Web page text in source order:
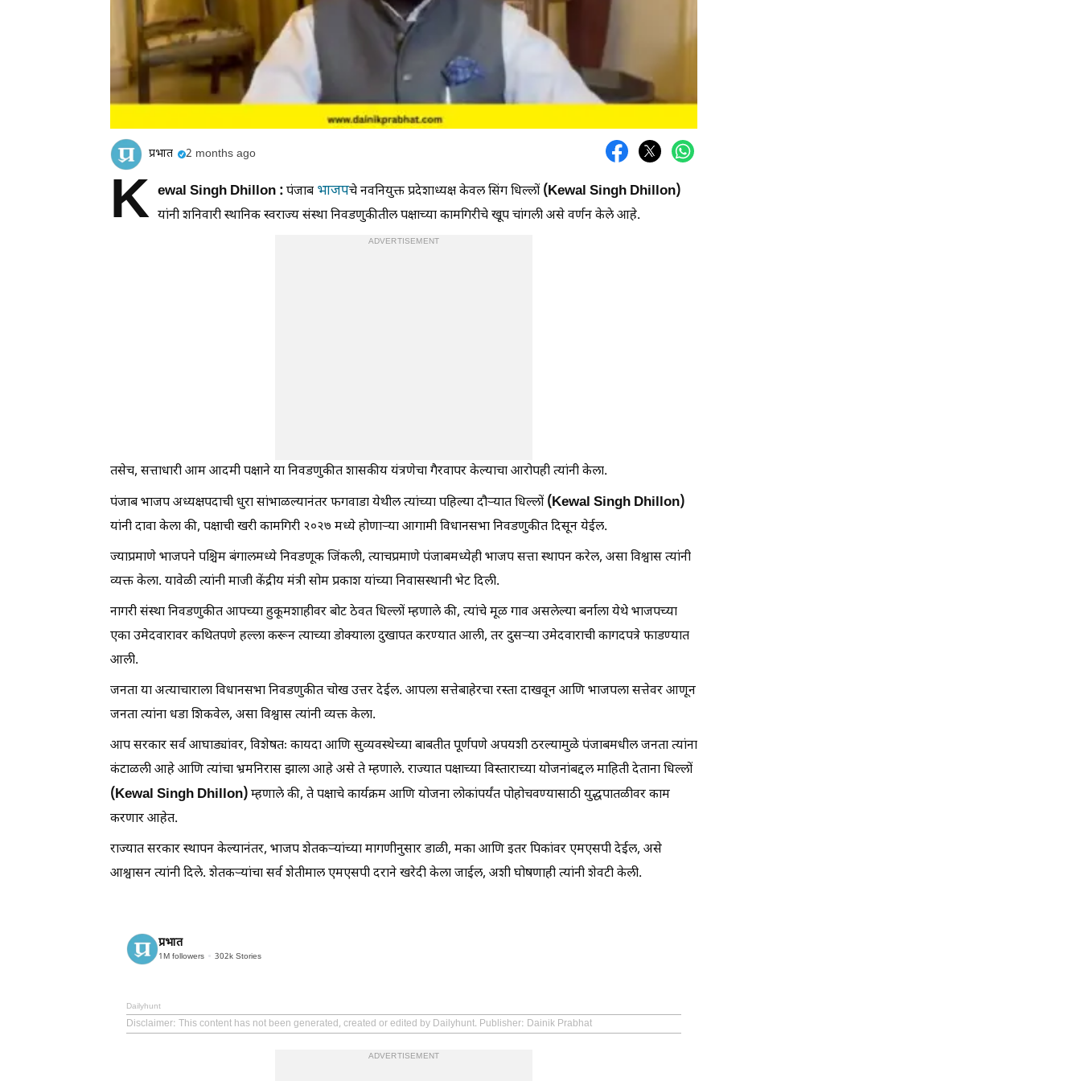
प्रभात 2 months ago
K ewal Singh Dhillon :पंजाब भाजपचे नवनियुक्त प्रदेशाध्यक्ष केवल सिंग धिल्लों (Kewal Singh Dhillon)
यांनी शनिवारी स्थानिक स्वराज्य संस्था निवडणुकीतील पक्षाच्या कामगिरीचे खूप चांगली असे वर्णन केले आहे.
ADVERTISEMENT
तसेच, सत्ताधारी आम आदमी पक्षाने या निवडणुकीत शासकीय यंत्रणेचा गैरवापर केल्याचा आरोपही त्यांनी केला.
पंजाब भाजप अध्यक्षपदाची धुरा सांभाळल्यानंतर फगवाडा येथील त्यांच्या पहिल्या दौऱ्यात धिल्लों (Kewal Singh Dhillon)
यांनी दावा केला की, पक्षाची खरी कामगिरी २०२७ मध्ये होणाऱ्या आगामी विधानसभा निवडणुकीत दिसून येईल.
ज्याप्रमाणे भाजपने पश्चिम बंगालमध्ये निवडणूक जिंकली, त्याचप्रमाणे पंजाबमध्येही भाजप सत्ता स्थापन करेल, असा विश्वास त्यांनी
व्यक्त केला. यावेळी त्यांनी माजी केंद्रीय मंत्री सोम प्रकाश यांच्या निवासस्थानी भेट दिली.
नागरी संस्था निवडणुकीत आपच्या हुकूमशाहीवर बोट ठेवत धिल्लों म्हणाले की, त्यांचे मूळ गाव असलेल्या बर्नाला येथे भाजपच्या
एका उमेदवारावर कथितपणे हल्ला करून त्याच्या डोक्याला दुखापत करण्यात आली, तर दुसऱ्या उमेदवाराची कागदपत्रे फाडण्यात
आली.
जनता या अत्याचाराला विधानसभा निवडणुकीत चोख उत्तर देईल. आपला सत्तेबाहेरचा रस्ता दाखवून आणि भाजपला सत्तेवर आणून
जनता त्यांना धडा शिकवेल, असा विश्वास त्यांनी व्यक्त केला.
आप सरकार सर्व आघाड्यांवर, विशेषतः कायदा आणि सुव्यवस्थेच्या बाबतीत पूर्णपणे अपयशी ठरल्यामुळे पंजाबमधील जनता त्यांना
कंटाळली आहे आणि त्यांचा भ्रमनिरास झाला आहे असे ते म्हणाले. राज्यात पक्षाच्या विस्ताराच्या योजनांबद्दल माहिती देताना धिल्लों
(Kewal Singh Dhillon)म्हणाले की, ते पक्षाचे कार्यक्रम आणि योजना लोकांपर्यंत पोहोचवण्यासाठी युद्धपातळीवर काम
करणार आहेत.
राज्यात सरकार स्थापन केल्यानंतर, भाजप शेतकऱ्यांच्या मागणीनुसार डाळी, मका आणि इतर पिकांवर एमएसपी देईल, असे
आश्वासन त्यांनी दिले. शेतकऱ्यांचा सर्व शेतीमाल एमएसपी दराने खरेदी केला जाईल, अशी घोषणाही त्यांनी शेवटी केली.
प्रभात
1M followers 302k Stories
Dailyhunt
Disclaimer: This content has not been generated, created or edited by Dailyhunt. Publisher: Dainik Prabhat
ADVERTISEMENT